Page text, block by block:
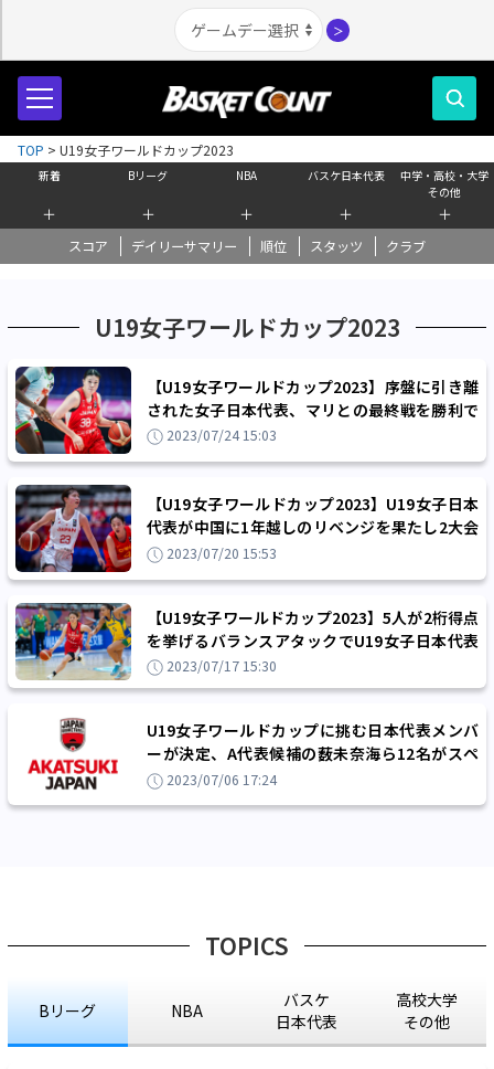
＞
新着
＋
Bリーグ
＋
NBA
＋
バスケ日本代表
＋
中学・高校・大学
その他
＋
スコア デイリーサマリー 順位 スタッツ クラブ
TOP > U19女子ワールドカップ2023
U19女子ワールドカップ2023
【U19女子ワールドカップ2023】序盤に引き離
された女子日本代表、マリとの最終戦を勝利で
飾れず6位でワールドカップを終える
2023/07/24 15:03
【U19女子ワールドカップ2023】U19女子日本
代表が中国に1年越しのリベンジを果たし2大会
ぶりにベスト8進出
2023/07/20 15:53
【U19女子ワールドカップ2023】5人が2桁得点
を挙げるバランスアタックでU19女子日本代表
がブラジルを撃破
2023/07/17 15:30
U19女子ワールドカップに挑む日本代表メンバ
ーが決定、A代表候補の薮未奈海ら12名がスペ
インで上位進出を目指す
2023/07/06 17:24
TOPICS
Bリーグ NBA
バスケ
日本代表
高校大学
その他